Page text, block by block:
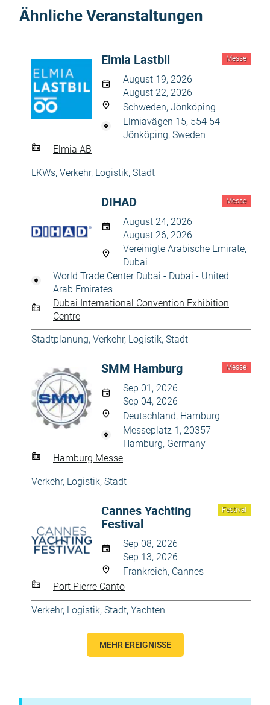
Ähnliche Veranstaltungen
Messe
Elmia Lastbil
August 19, 2026
August 22, 2026
Schweden, Jönköping
Elmiavägen 15, 554 54
Jönköping, Sweden
Elmia AB
LKWs, Verkehr, Logistik, Stadt
Messe
DIHAD
August 24, 2026
August 26, 2026
Vereinigte Arabische Emirate,
Dubai
World Trade Center Dubai - Dubai - United
Arab Emirates
Dubai International Convention Exhibition
Centre
Stadtplanung, Verkehr, Logistik, Stadt
Messe
SMM Hamburg
Sep 01, 2026
Sep 04, 2026
Deutschland, Hamburg
Messeplatz 1, 20357
Hamburg, Germany
Hamburg Messe
Verkehr, Logistik, Stadt
Festival
Cannes Yachting
Festival
Sep 08, 2026
Sep 13, 2026
Frankreich, Cannes
Port Pierre Canto
Verkehr, Logistik, Stadt, Yachten
MEHR EREIGNISSE